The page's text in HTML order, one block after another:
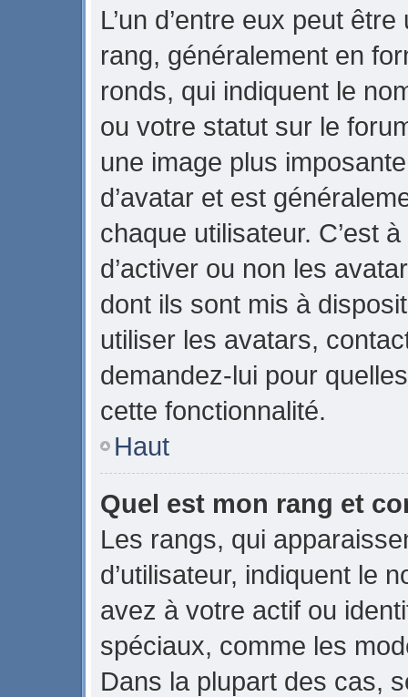
L’un d’entre eux peut
rang, généralement en
ronds, qui indiquent le
ou votre statut sur le
une image plus
d’avatar et est
chaque utilisateur. C’est
d’activer ou non les
dont ils sont mis à
utiliser les avatars,
demandez-lui pour
cette fonctionnalité.
Haut
Quel est mon rang et
Les rangs, qui
d’utilisateur, indiquent le
avez à votre actif ou
spéciaux, comme les
Dans la plupart des cas,